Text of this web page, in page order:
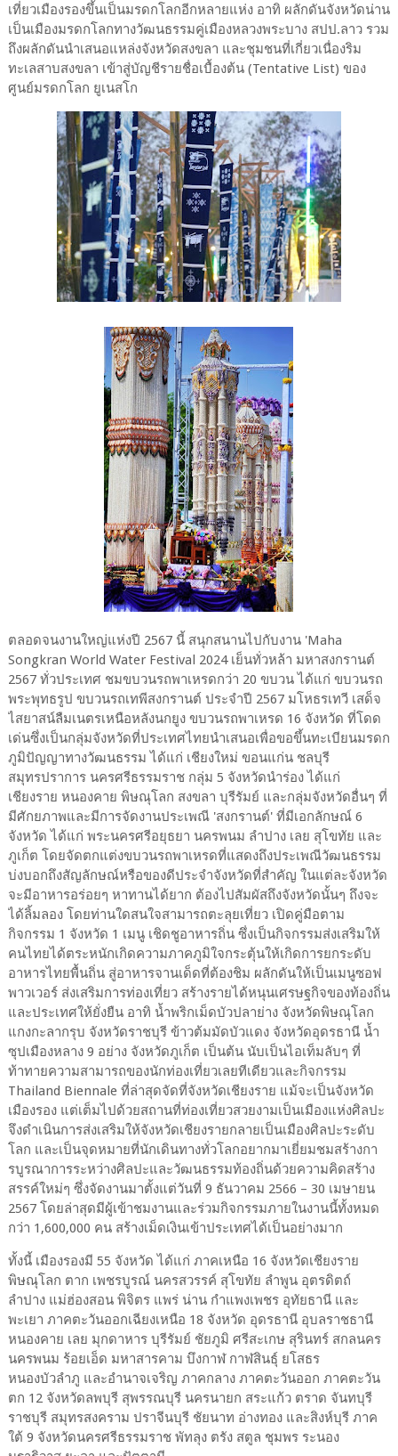
เที่ยวเมืองรองขึ้นเป็นมรดกโลกอีกหลายแห่ง อาทิ ผลักดันจังหวัดน่าน
เป็นเมืองมรดกโลกทางวัฒนธรรมคู่เมืองหลวงพระบาง สปป.ลาว รวม
ถึงผลักดันนำเสนอแหล่งจังหวัดสงขลา และชุมชนที่เกี่ยวเนื่องริม
ทะเลสาบสงขลา เข้าสู่บัญชีรายชื่อเบื้องต้น (Tentative List) ของ
ศูนย์มรดกโลก ยูเนสโก
ตลอดจนงานใหญ่แห่งปี 2567 นี้ สนุกสนานไปกับงาน 'Maha
Songkran World Water Festival 2024 เย็นทั่วหล้า มหาสงกรานต์
2567 ทั่วประเทศ ชมขบวนรถพาเหรดกว่า 20 ขบวน ได้แก่ ขบวนรถ
พระพุทธรูป ขบวนรถเทพีสงกรานต์ ประจำปี 2567 มโหธรเทวี เสด็จ
ไสยาสน์ลืมเนตรเหนือหลังนกยูง ขบวนรถพาเหรด 16 จังหวัด ที่โดด
เด่นซึ่งเป็นกลุ่มจังหวัดที่ประเทศไทยนำเสนอเพื่อขอขึ้นทะเบียนมรดก
ภูมิปัญญาทางวัฒนธรรม ได้แก่ เชียงใหม่ ขอนแก่น ชลบุรี
สมุทรปราการ นครศรีธรรมราช กลุ่ม 5 จังหวัดนำร่อง ได้แก่
เชียงราย หนองคาย พิษณุโลก สงขลา บุรีรัมย์ และกลุ่มจังหวัดอื่นๆ ที่
มีศักยภาพและมีการจัดงานประเพณี 'สงกรานต์' ที่มีเอกลักษณ์ 6
จังหวัด ได้แก่ พระนครศรีอยุธยา นครพนม ลำปาง เลย สุโขทัย และ
ภูเก็ต โดยจัดตกแต่งขบวนรถพาเหรดที่แสดงถึงประเพณีวัฒนธรรม
บ่งบอกถึงสัญลักษณ์หรือของดีประจำจังหวัดที่สำคัญ ในแต่ละจังหวัด
จะมีอาหารอร่อยๆ หาทานได้ยาก ต้องไปสัมผัสถึงจังหวัดนั้นๆ ถึงจะ
ได้ลิ้มลอง โดยท่านใดสนใจสามารถตะลุยเที่ยว เปิดคู่มือตาม
กิจกรรม 1 จังหวัด 1 เมนู เชิดชูอาหารถิ่น ซึ่งเป็นกิจกรรมส่งเสริมให้
คนไทยได้ตระหนักเกิดความภาคภูมิใจกระตุ้นให้เกิดการยกระดับ
อาหารไทยพื้นถิ่น สู่อาหารจานเด็ดที่ต้องชิม ผลักดันให้เป็นเมนูซอฟ
พาวเวอร์ ส่งเสริมการท่องเที่ยว สร้างรายได้หนุนเศรษฐกิจของท้องถิ่น
และประเทศให้ยั่งยืน อาทิ น้ำพริกเม็ดบัวปลาย่าง จังหวัดพิษณุโลก
แกงกะลากรุบ จังหวัดราชบุรี ข้าวต้มมัดบัวแดง จังหวัดอุดรธานี น้ำ
ซุปเมืองหลาง 9 อย่าง จังหวัดภูเก็ต เป็นต้น นับเป็นไอเท็มลับๆ ที่
ท้าทายความสามารถของนักท่องเที่ยวเลยทีเดียวและกิจกรรม
Thailand Biennale ที่ล่าสุดจัดที่จังหวัดเชียงราย แม้จะเป็นจังหวัด
เมืองรอง แต่เต็มไปด้วยสถานที่ท่องเที่ยวสวยงามเป็นเมืองแห่งศิลปะ
จึงดำเนินการส่งเสริมให้จังหวัดเชียงรายกลายเป็นเมืองศิลปะระดับ
โลก และเป็นจุดหมายที่นักเดินทางทั่วโลกอยากมาเยี่ยมชมสร้างกา
รบูรณาการระหว่างศิลปะและวัฒนธรรมท้องถิ่นด้วยความคิดสร้าง
สรรค์ใหม่ๆ ซึ่งจัดงานมาตั้งแต่วันที่ 9 ธันวาคม 2566 – 30 เมษายน
2567 โดยล่าสุดมีผู้เข้าชมงานและร่วมกิจกรรมภายในงานนี้ทั้งหมด
กว่า 1,600,000 คน สร้างเม็ดเงินเข้าประเทศได้เป็นอย่างมาก
ทั้งนี้ เมืองรองมี 55 จังหวัด ได้แก่ ภาคเหนือ 16 จังหวัดเชียงราย
พิษณุโลก ตาก เพชรบูรณ์ นครสวรรค์ สุโขทัย ลำพูน อุตรดิตถ์
ลำปาง แม่ฮ่องสอน พิจิตร แพร่ น่าน กำแพงเพชร อุทัยธานี และ
พะเยา ภาคตะวันออกเฉียงเหนือ 18 จังหวัด อุดรธานี อุบลราชธานี
หนองคาย เลย มุกดาหาร บุรีรัมย์ ชัยภูมิ ศรีสะเกษ สุรินทร์ สกลนคร
นครพนม ร้อยเอ็ด มหาสารคาม บึงกาฬ กาฬสินธุ์ ยโสธร
หนองบัวลำภู และอำนาจเจริญ ภาคกลาง ภาคตะวันออก ภาคตะวัน
ตก 12 จังหวัดลพบุรี สุพรรณบุรี นครนายก สระแก้ว ตราด จันทบุรี
ราชบุรี สมุทรสงคราม ปราจีนบุรี ชัยนาท อ่างทอง และสิงห์บุรี ภาค
ใต้ 9 จังหวัดนครศรีธรรมราช พัทลุง ตรัง สตูล ชุมพร ระนอง